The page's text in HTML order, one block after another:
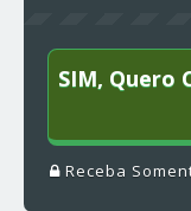
SIM, Quero
Receba